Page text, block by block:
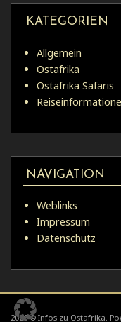
KATEGORIEN
Allgemein
Ostafrika
Ostafrika Safaris
NAVIGATION
Weblinks
Impressum
Datenschutz
2026 © Infos zu Ostafrika.